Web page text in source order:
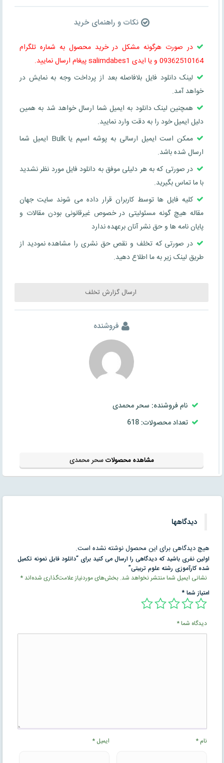
نکات و راهنمای خرید
در صورت هرگونه مشکل در خرید محصول به شماره تلگرام
09362510164 و یا ایدی salimdabes1 پیغام ارسال نمایید.
لینک دانلود فایل بلافاصله بعد از پرداخت وجه به نمایش در
خواهد آمد.
همچنین لینک دانلود به ایمیل شما ارسال خواهد شد به همین
دلیل ایمیل خود را به دقت وارد نمایید.
ممکن است ایمیل ارسالی به پوشه اسپم یا Bulk ایمیل شما
ارسال شده باشد.
در صورتی که به هر دلیلی موفق به دانلود فایل مورد نظر نشدید
با ما تماس بگیرید.
کلیه فایل ها توسط کاربران قرار داده می شوند سایت جهان
مقاله هیچ گونه مسئولیتی در خصوص غیرقانونی بودن مقالات و
پایان نامه ها و حق نشر آنان برعهده ندارد
در صورتی که تخلف و نقص حق نشری را مشاهده نمودید از
طریق لینک زیر به ما اطلاع دهید.
ارسال گزارش تخلف
فروشنده
نام فروشنده: سحر محمدی
تعداد محصولات: 618
مشاهده محصولاتسحر محمدی
دیدگاهها
هیچ دیدگاهی برای این محصول نوشته نشده است.
اولین نفری باشید که دیدگاهی را ارسال می کنید برای “دانلود فایل نمونه تکمیل
شده کارآموزی رشته علوم تربیتی”
نشانی ایمیل شما منتشر نخواهد شد. بخش‌های موردنیاز علامت‌گذاری شده‌اند*
امتیاز شما*
دیدگاه شما*
نام* ایمیل*